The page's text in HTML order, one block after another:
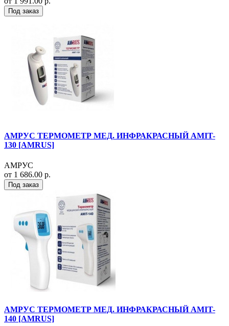
Под заказ
АМРУС ТЕРМОМЕТР МЕД. ИНФРАКРАСНЫЙ AMIT-
130 [AMRUS]
АМРУС
от 1 686.00 р.
Под заказ
АМРУС ТЕРМОМЕТР МЕД. ИНФРАКРАСНЫЙ AMIT-
140 [AMRUS]